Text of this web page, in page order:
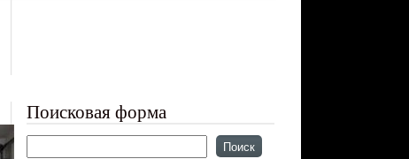
Поисковая форма